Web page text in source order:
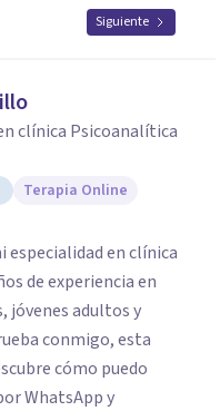
Siguiente
clínica Psicoanalítica
Terapia Online
especialidad en clínica
de experiencia en
jóvenes adultos y
conmigo, esta
cómo puedo
WhatsApp y